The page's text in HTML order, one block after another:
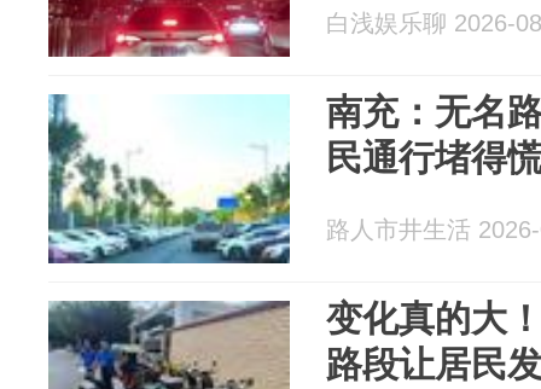
白浅娱乐聊 2026-
南充：无名
民通行堵得
路人市井生活
变化真的大
路段让居民